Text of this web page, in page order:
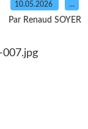
10.05.2026 …
Par Renaud SOYER